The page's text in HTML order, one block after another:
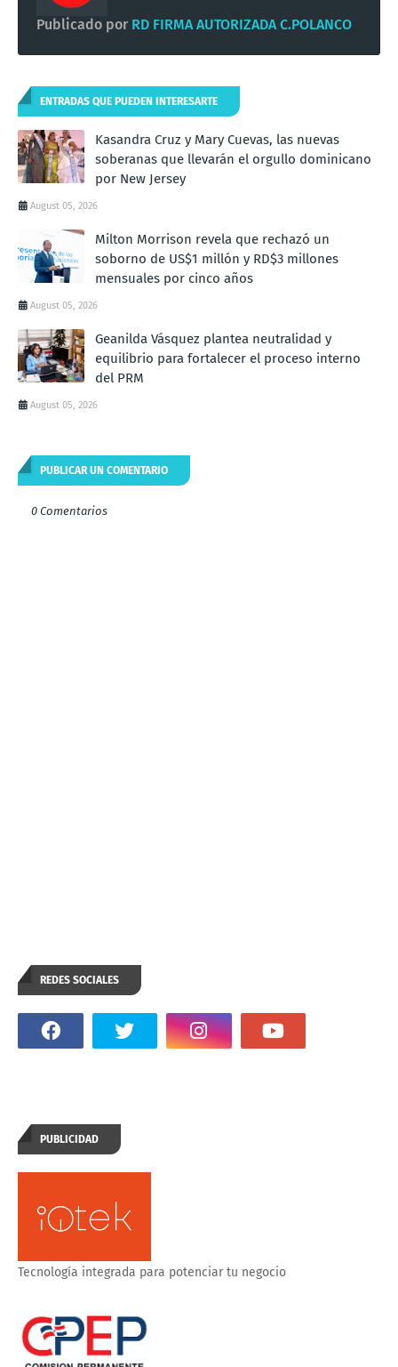
Publicado por RD FIRMA AUTORIZADA C.POLANCO
ENTRADAS QUE PUEDEN INTERESARTE
Kasandra Cruz y Mary Cuevas, las nuevas
soberanas que llevarán el orgullo dominicano
por New Jersey
August 05, 2026
Milton Morrison revela que rechazó un
soborno de US$1 millón y RD$3 millones
mensuales por cinco años
August 05, 2026
Geanilda Vásquez plantea neutralidad y
equilibrio para fortalecer el proceso interno
del PRM
August 05, 2026
PUBLICAR UN COMENTARIO
0 Comentarios
REDES SOCIALES
PUBLICIDAD
Tecnología integrada para potenciar tu negocio